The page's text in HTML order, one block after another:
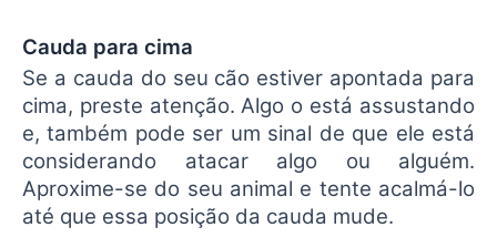
Cauda para cima
Se a cauda do seu cão estiver apontada para
cima, preste atenção. Algo o está assustando
e, também pode ser um sinal de que ele está
considerando atacar algo ou alguém.
Aproxime-se do seu animal e tente acalmá-lo
até que essa posição da cauda mude.